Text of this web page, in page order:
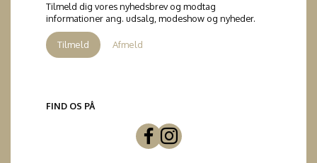
Tilmeld dig vores nyhedsbrev og modtag
informationer ang. udsalg, modeshow og nyheder.
Tilmeld Afmeld
FIND OS PÅ